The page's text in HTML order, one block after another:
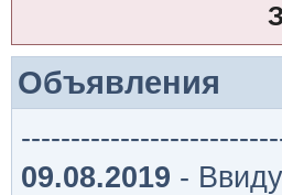
Объявления
09.08.2019 -